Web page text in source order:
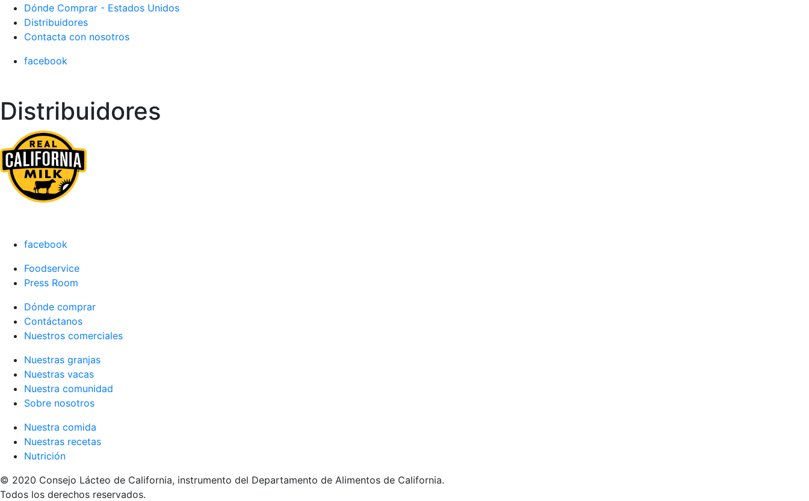
Dónde Comprar - Estados Unidos
Distribuidores
Contacta con nosotros
facebook
Distribuidores
facebook
Foodservice
Press Room
Dónde comprar
Contáctanos
Nuestros comerciales
Nuestras granjas
Nuestras vacas
Nuestra comunidad
Sobre nosotros
Nuestra comida
Nuestras recetas
Nutrición
© 2020 Consejo Lácteo de California, instrumento del Departamento de Alimentos de California.
Todos los derechos reservados.